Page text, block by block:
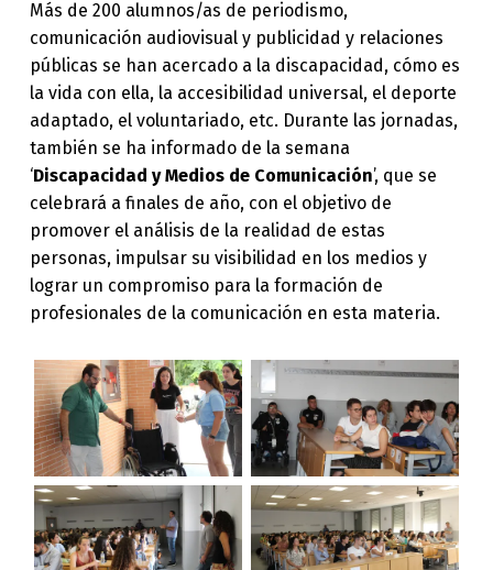
Más de 200 alumnos/as de periodismo,
comunicación audiovisual y publicidad y relaciones
públicas se han acercado a la discapacidad, cómo es
la vida con ella, la accesibilidad universal, el deporte
adaptado, el voluntariado, etc. Durante las jornadas,
también se ha informado de la semana
‘Discapacidad y Medios de Comunicación’, que se
celebrará a finales de año, con el objetivo de
promover el análisis de la realidad de estas
personas, impulsar su visibilidad en los medios y
lograr un compromiso para la formación de
profesionales de la comunicación en esta materia.